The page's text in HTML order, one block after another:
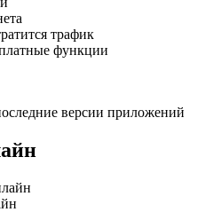
трафик
функции
версии приложений